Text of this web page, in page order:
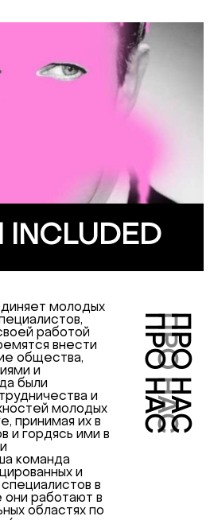
INCLUDED
ПРО НАС
ПРО НАС
ПРО НАС
молодых
работой
внести
общества,
и
были
и
молодых
принимая их в
и гордясь ими в
команда
и
в
они работают в
областях по